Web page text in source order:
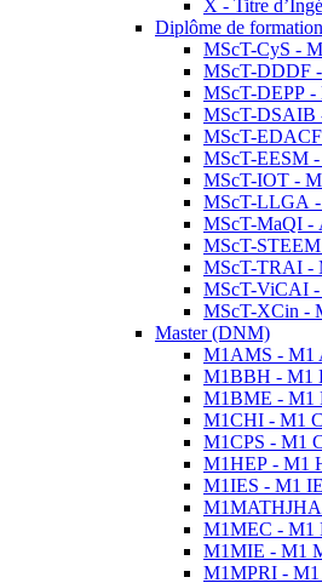
X - Titre
Diplôme de
MScT-CyS -
MScT-DDDF
MScT-DEPP -
MScT-DSAIB
MScT-EDACF
MScT-EESM -
MScT-IOT -
MScT-LLGA -
MScT-MaQI -
MScT-STEEM
MScT-TRAI -
MScT-ViCAI -
MScT-XCin -
Master (DNM)
M1AMS - M1
M1BBH - M1
M1BME - M1
M1CHI - M1
M1CPS - M1
M1HEP - M1
M1IES - M1
M1MEC - M1
M1MIE - M1
M1MPRI - M1